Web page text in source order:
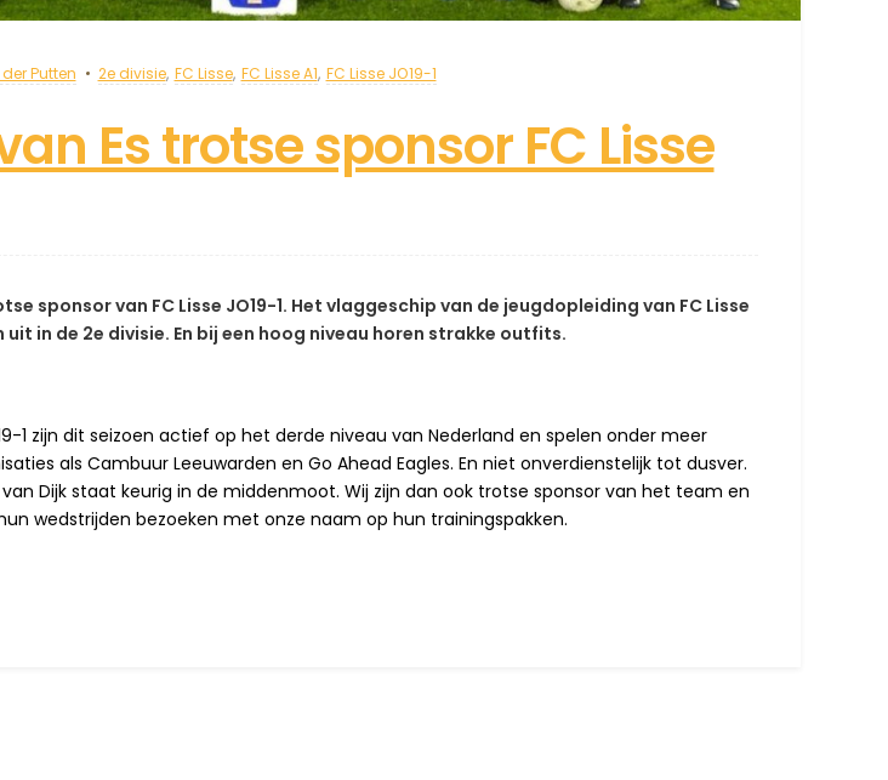
Putten 2e divisie, FC Lisse, FC Lisse A1, FC Lisse JO19-1
Es trotse sponsor FC Lisse
sponsor van FC Lisse JO19-1. Het vlaggeschip van de jeugdopleiding van FC Lisse
in de 2e divisie. En bij een hoog niveau horen strakke outfits.
1 zijn dit seizoen actief op het derde niveau van Nederland en spelen onder meer
als Cambuur Leeuwarden en Go Ahead Eagles. En niet onverdienstelijk tot dusver.
Dijk staat keurig in de middenmoot. Wij zijn dan ook trotse sponsor van het team en
wedstrijden bezoeken met onze naam op hun trainingspakken.